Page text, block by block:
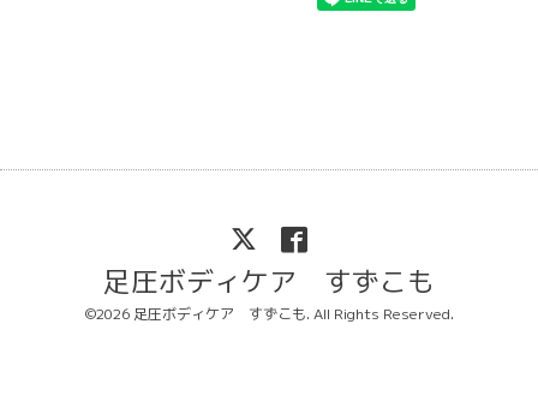
足圧ボディケア すずこも
©2026 足圧ボディケア すずこも. All Rights Reserved.